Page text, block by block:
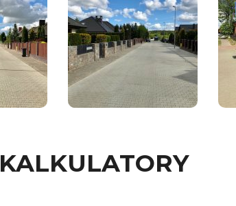
KALKULATORY